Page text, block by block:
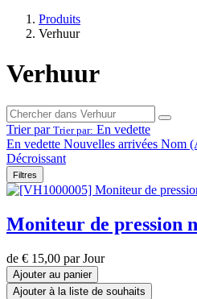
Produits
Verhuur
Verhuur
Trier par Trier par: En vedette
En vedette Nouvelles arrivées Nom
Décroissant
Filtres
Moniteur de pression
de € 15,00 par Jour
Ajouter au panier
Ajouter à la liste de souhaits